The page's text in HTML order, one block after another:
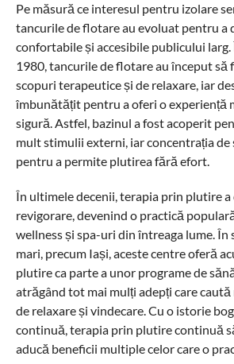
Pe măsură ce interesul pentru izolare
tancurile de flotare au evoluat pentru a
confortabile și accesibile publicului larg.
1980, tancurile de flotare au început să
scopuri terapeutice și de relaxare, iar
îmbunătățit pentru a oferi o experiență
sigură. Astfel, bazinul a fost acoperit
mult stimulii externi, iar concentrația de
pentru a permite plutirea fără efort.
În ultimele decenii, terapia prin plutire a
revigorare, devenind o practică
wellness și spa-uri din întreaga lume. În
mari, precum Iași, aceste centre oferă
plutire ca parte a unor programe de
atrăgând tot mai mulți adepți care
de relaxare și vindecare. Cu o istorie
continuă, terapia prin plutire continuă
aducă beneficii multiple celor care o